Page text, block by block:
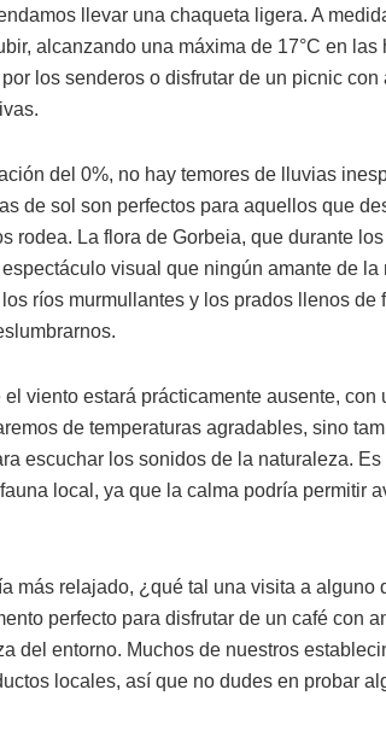
llevar una chaqueta ligera. A
alcanzando una máxima de 17°C en
los senderos o disfrutar de un picnic
del 0%, no hay temores de lluvias
de sol son perfectos para aquellos que
rodea. La flora de Gorbeia, que durante
visual que ningún amante de la
ríos murmullantes y los prados llenos de
viento estará prácticamente ausente, con
de temperaturas agradables, sino
escuchar los sonidos de la naturaleza.
local, ya que la calma podría permitir
más relajado, ¿qué tal una visita a alguno
perfecto para disfrutar de un café con
del entorno. Muchos de nuestros
locales, así que no dudes en probar